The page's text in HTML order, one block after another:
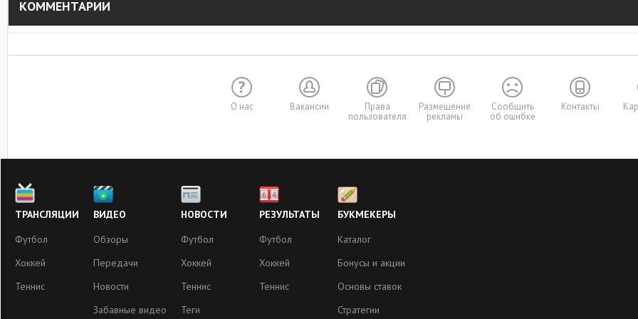
КОММЕНТАРИИ
О нас Вакансии
Права
пользователя
Размещение
рекламы
Сообщить
об ошибке
Контакты
ТРАНСЛЯЦИИ
Футбол
Хоккей
Теннис
ВИДЕО
Обзоры
Передачи
Новости
Забавные видео
НОВОСТИ
Футбол
Хоккей
Теннис
Теги
РЕЗУЛЬТАТЫ
Футбол
Хоккей
Теннис
БУКМЕКЕРЫ
Каталог
Бонусы и акции
Основы ставок
Стратегии